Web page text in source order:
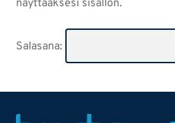
näyttääksesi sisällön.
Salasana: